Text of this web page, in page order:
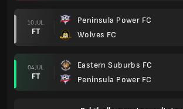
10 JUL.
FT
Peninsula Power FC
Wolves FC
04 JUL.
FT
Eastern Suburbs FC
Peninsula Power FC